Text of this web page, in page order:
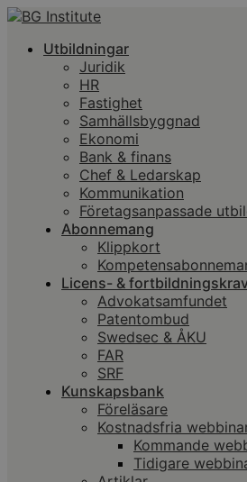
Utbildningar
Juridik
HR
Fastighet
Samhällsbyggnad
Ekonomi
Bank & finans
Chef & Ledarskap
Kommunikation
Företagsanpassade
Abonnemang
Klippkort
Licens- &
Advokatsamfundet
Patentombud
Swedsec & ÅKU
FAR
SRF
Kunskapsbank
Föreläsare
Kostnadsfria
Kommande
Tidigare